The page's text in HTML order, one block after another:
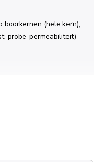
boorkernen (hele kern);
probe-permeabiliteit)